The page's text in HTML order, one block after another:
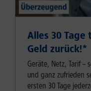
Alles 30
Geld zurück!⁠*
Geräte, Netz, Tarif –
und ganz zufrieden
ersten 30 Tage